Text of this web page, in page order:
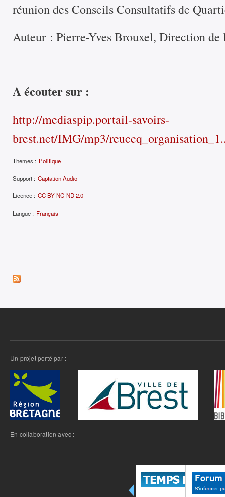
réunion des Conseils Consultatifs de
Auteur : Pierre-Yves Brouxel, Direction
A écouter sur :
http://mediaspip.portail-savoirs-
brest.net/IMG/mp3/
Themes : Politique
Support : Captation Audio
Licence : CC BY-NC-ND 2.0
Langue : Français
Un projet porté par :
En collaboration avec :